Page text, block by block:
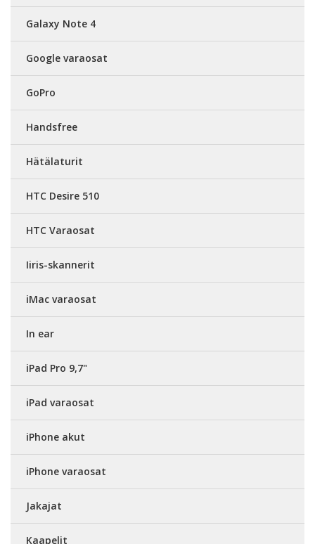
Galaxy Note 4
Google varaosat
GoPro
Handsfree
Hätälaturit
HTC Desire 510
HTC Varaosat
Iiris-skannerit
iMac varaosat
In ear
iPad Pro 9,7"
iPad varaosat
iPhone akut
iPhone varaosat
Jakajat
Kaapelit